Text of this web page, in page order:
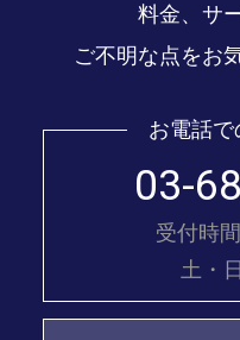
料金、サ
ご不明な点をお
お電話
03-
受付時
土・